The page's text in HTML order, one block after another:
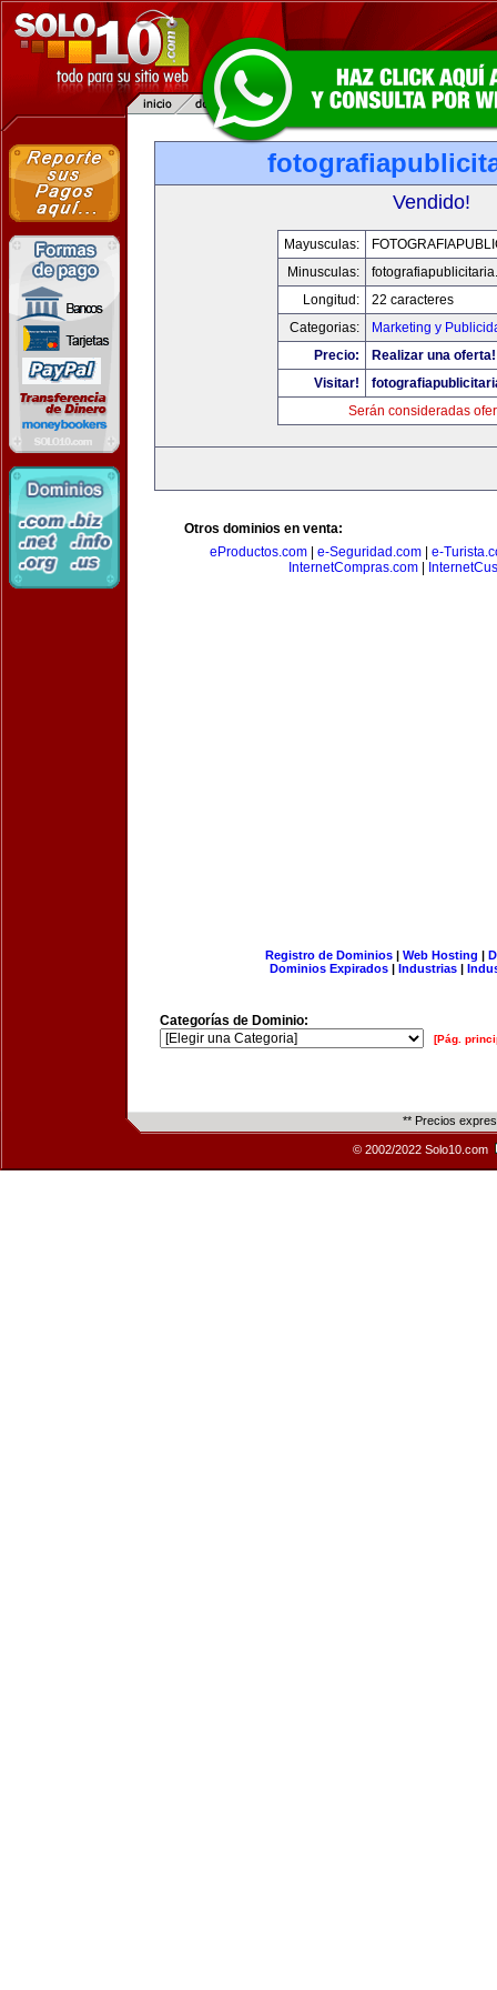
Vendido!
Mayusculas:
Minusculas:
Longitud:
22 caracteres
Categorias:
Marketing y
Precio:
Realizar una oferta!
Visitar!
Serán consideradas
Otros dominios en venta:
eProductos.com
e-Seguridad.com
e-
InternetCompras.com
Registro de Dominios| Web Hosting |
Dominios Expirados | Industrias |
Categorías de Dominio:
[Pág.
** Precios
© 2002/2022 Solo10.com